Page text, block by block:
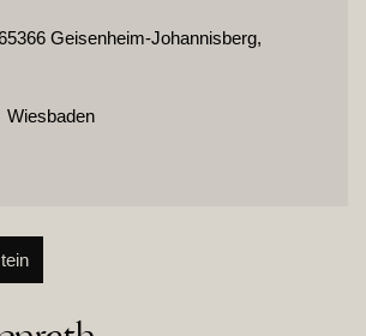
Geisenheim-Johannisberg,
Wiesbaden